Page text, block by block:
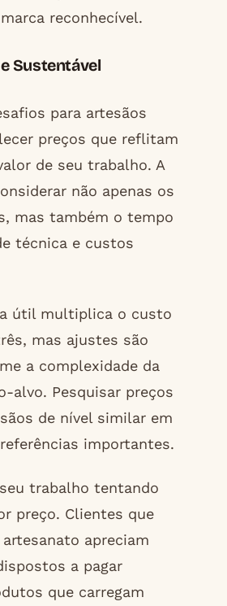
reconhecível.
Sustentável
para artesãos
preços que reflitam
de seu trabalho. A
não apenas os
mas também o tempo
técnica e custos
útil multiplica o custo
mas ajustes são
a complexidade da
alvo. Pesquisar preços
de nível similar em
importantes.
trabalho tentando
preço. Clientes que
apreciam
a pagar
que carregam